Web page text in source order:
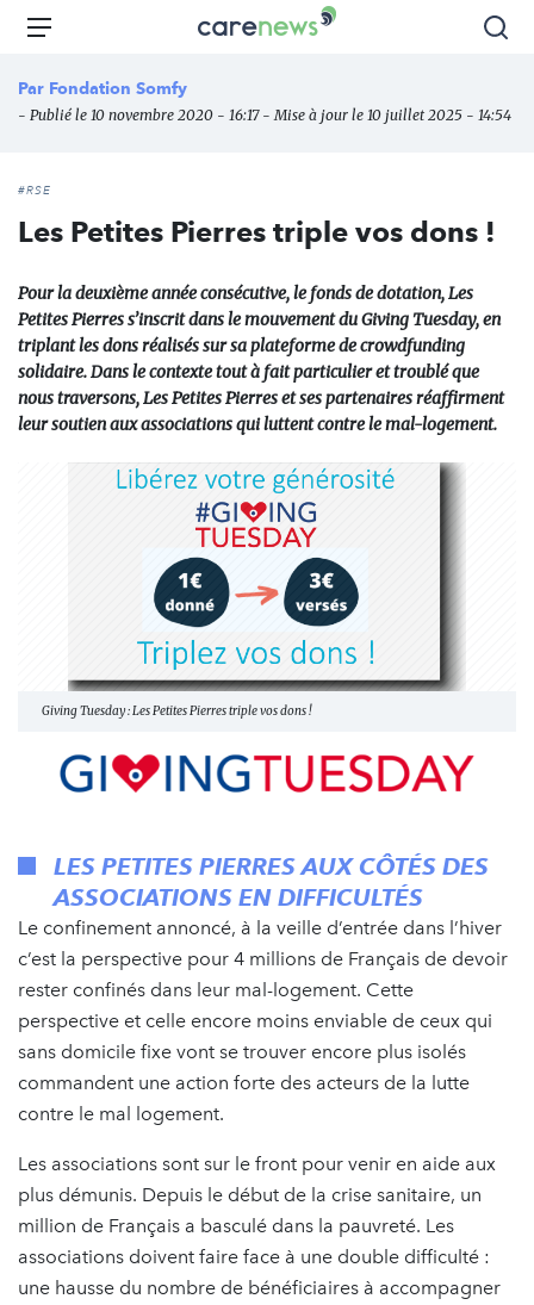
Aller
principal
Carenews,
des
Menu
Par Fondation Somfy
- Publié le 10 novembre 2020 - 16:17 - Mise à jour le 10 juillet 2025 - 14:54
#RSE
Les Petites Pierres triple vos dons !
Pour la deuxième année consécutive, le fonds de dotation, Les
Petites Pierres s’inscrit dans le mouvement du Giving Tuesday, en
triplant les dons réalisés sur sa plateforme de crowdfunding
solidaire. Dans le contexte tout à fait particulier et troublé que
nous traversons, Les Petites Pierres et ses partenaires réaffirment
leur soutien aux associations qui luttent contre le mal-logement.
Giving Tuesday : Les Petites Pierres triple vos dons !
LES PETITES PIERRES AUX CÔTÉS DES
ASSOCIATIONS EN DIFFICULTÉS
Le confinement annoncé, à la veille d’entrée dans l’hiver
c’est la perspective pour 4 millions de Français de devoir
rester confinés dans leur mal-logement. Cette
perspective et celle encore moins enviable de ceux qui
sans domicile fixe vont se trouver encore plus isolés
commandent une action forte des acteurs de la lutte
contre le mal logement.
Les associations sont sur le front pour venir en aide aux
plus démunis. Depuis le début de la crise sanitaire, un
million de Français a basculé dans la pauvreté. Les
associations doivent faire face à une double difficulté :
une hausse du nombre de bénéficiaires à accompagner